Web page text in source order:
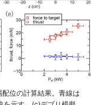
位の計算結果。青線は